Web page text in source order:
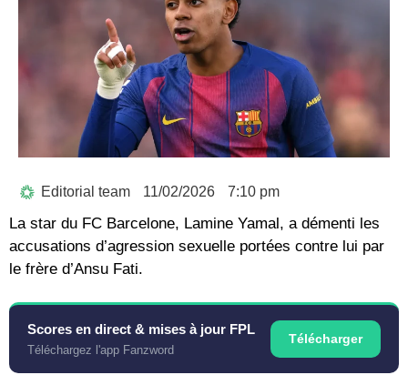
Editorial team 11/02/2026 7:10 pm
La star du FC Barcelone, Lamine Yamal, a démenti les
accusations d’agression sexuelle portées contre lui par
le frère d’Ansu Fati.
Scores en direct & mises à jour FPL
Téléchargez l'app Fanzword
Télécharger